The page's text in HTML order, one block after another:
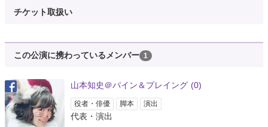
チケット取扱い
この公演に携わっているメンバー 1
山本知史＠パイン＆プレイング (0)
役者・俳優 脚本 演出
代表・演出